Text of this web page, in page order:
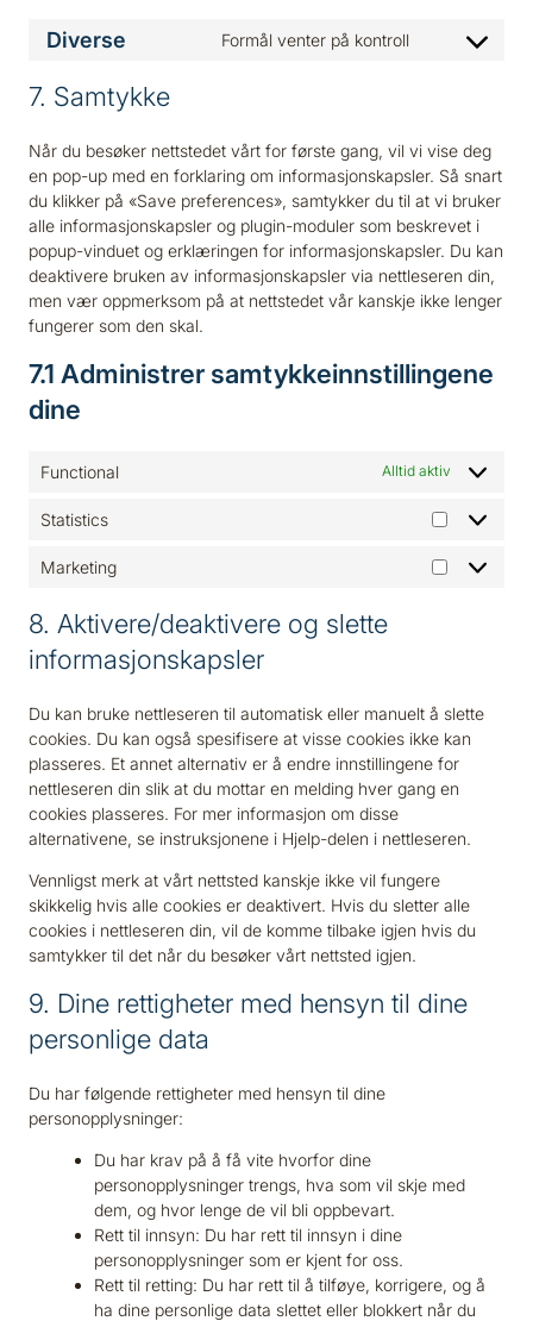
Diverse Formål venter på kontroll
Consent
7. Samtykke
Når du besøker nettstedet vårt for første gang, vil vi vise deg
en pop-up med en forklaring om informasjonskapsler. Så snart
du klikker på «Save preferences», samtykker du til at vi bruker
alle informasjonskapsler og plugin-moduler som beskrevet i
popup-vinduet og erklæringen for informasjonskapsler. Du kan
deaktivere bruken av informasjonskapsler via nettleseren din,
men vær oppmerksom på at nettstedet vår kanskje ikke lenger
fungerer som den skal.
7.1 Administrer samtykkeinnstillingene
dine
Functional Alltid aktiv
Statistics
Statistics
Marketing
Marketing
8. Aktivere/deaktivere og slette
informasjonskapsler
Du kan bruke nettleseren til automatisk eller manuelt å slette
cookies. Du kan også spesifisere at visse cookies ikke kan
plasseres. Et annet alternativ er å endre innstillingene for
nettleseren din slik at du mottar en melding hver gang en
cookies plasseres. For mer informasjon om disse
alternativene, se instruksjonene i Hjelp-delen i nettleseren.
Vennligst merk at vårt nettsted kanskje ikke vil fungere
skikkelig hvis alle cookies er deaktivert. Hvis du sletter alle
cookies i nettleseren din, vil de komme tilbake igjen hvis du
samtykker til det når du besøker vårt nettsted igjen.
9. Dine rettigheter med hensyn til dine
personlige data
Du har følgende rettigheter med hensyn til dine
personopplysninger:
Du har krav på å få vite hvorfor dine
personopplysninger trengs, hva som vil skje med
dem, og hvor lenge de vil bli oppbevart.
Rett til innsyn: Du har rett til innsyn i dine
personopplysninger som er kjent for oss.
Rett til retting: Du har rett til å tilføye, korrigere, og å
ha dine personlige data slettet eller blokkert når du